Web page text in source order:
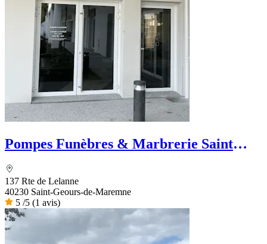
Pompes Funèbres & Marbrerie Saint
137 Rte de Lelanne
40230 Saint-Geours-de-Maremne
5 /5 (1 avis)